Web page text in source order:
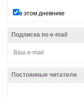
в этом дневнике
Подписка по e-mail
Постоянные читатели